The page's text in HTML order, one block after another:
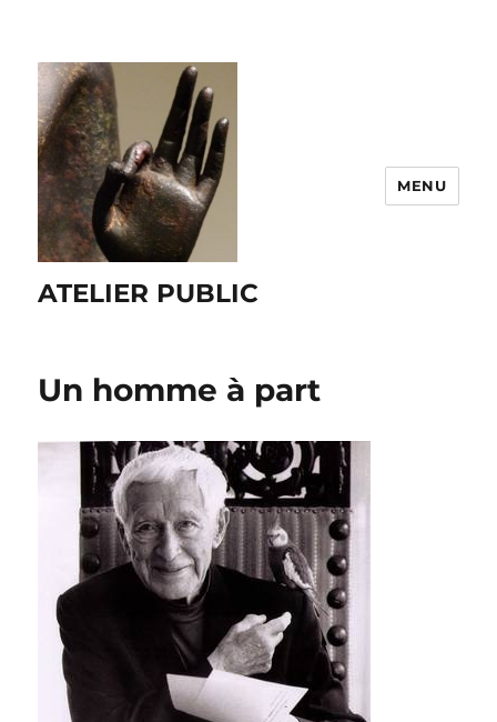
ATELIER PUBLIC
MENU
Un homme à part